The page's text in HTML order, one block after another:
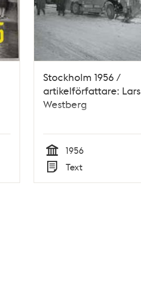
Stockholm 1956 /
artikelförfattare: Lars
Westberg
Tid
1956
Typ
Text